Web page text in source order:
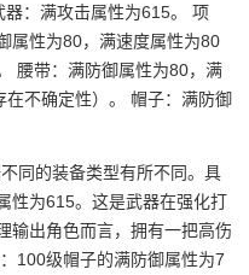
：满攻击属性为615。 项
属性为80，满速度属性为80
腰带：满防御属性为80，满
不确定性）。 帽子：满防御
同的装备类型有所不同。具
性为615。这是武器在强化打
输出角色而言，拥有一把高伤
100级帽子的满防御属性为7